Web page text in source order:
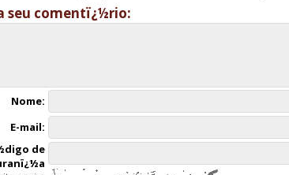
seu comentï¿½rio:
Nome:
E-mail:
de